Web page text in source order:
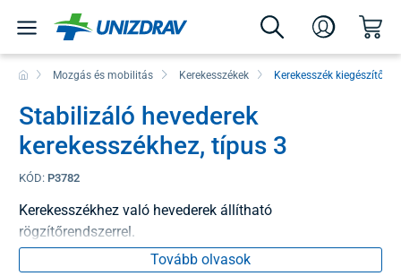
Mozgás és mobilitás Kerekesszékek Kerekesszék kiegészítők
Stabilizáló hevederek
kerekesszékhez, típus 3
KÓD: P3782
Kerekesszékhez való hevederek állítható
rögzítőrendszerrel.
Tovább olvasok